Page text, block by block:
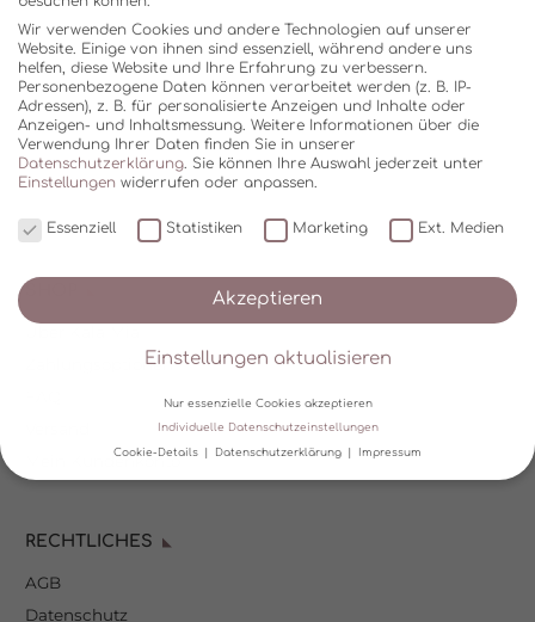
Zahlungsoptionen
Mein Kundenkonto
RECHTLICHES
AGB
Datenschutz
Wir verwenden Cookies und andere Technologien auf unserer
Website. Einige von ihnen sind essenziell, während andere uns
helfen, diese Website und Ihre Erfahrung zu verbessern.
Personenbezogene Daten können verarbeitet werden (z. B. IP-
Adressen), z. B. für personalisierte Anzeigen und Inhalte oder
Anzeigen- und Inhaltsmessung. Weitere Informationen über die
Verwendung Ihrer Daten finden Sie in unserer
Datenschutzerklärung Sie können Ihre Auswahl jederzeit unter
Einstellungen widerrufen oder anpassen.
Essenziell Statistiken Marketing Ext. Medien
Akzeptieren
Einstellungen aktualisieren
Nur essenzielle Cookies akzeptieren
Individuelle Datenschutzeinstellungen
Cookie-Details Datenschutzerklärung Impressum
Wir verwenden Cookies und andere Technologien auf unserer
helfen, diese Website und Ihre Erfahrung zu verbessern.